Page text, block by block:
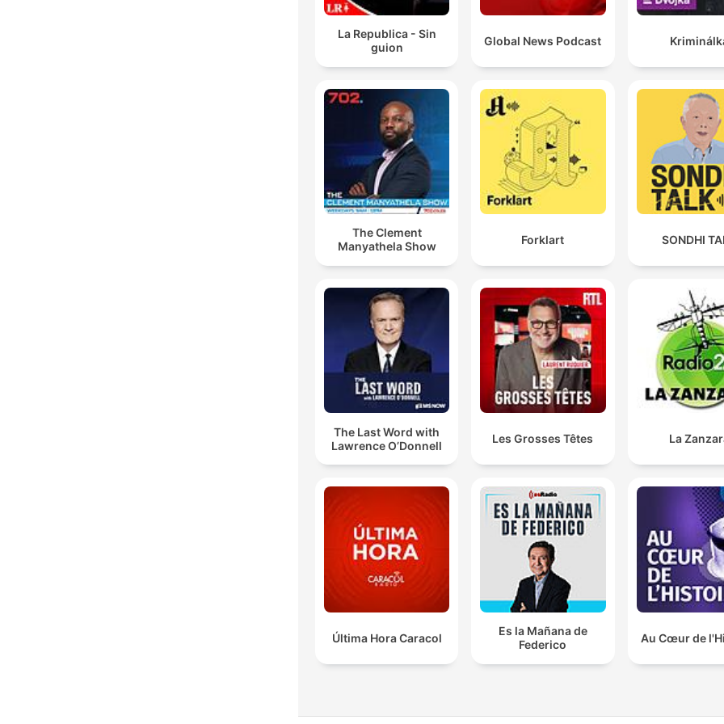
La Republica - Sin
guion
Global News Podcast
The Clement
Manyathela Show
Forklart SONDHI
The Last Word with
Lawrence O’Donnell
Les Grosses Têtes La
Última Hora Caracol
Es la Mañana de
Federico
Au Cœur de